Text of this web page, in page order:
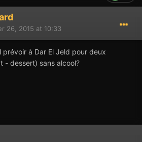
26, 2015 at 10:33
prévoir à Dar El Jeld pour deux
- dessert) sans alcool?